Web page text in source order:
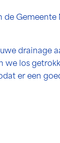
de
drainage
we los
er een